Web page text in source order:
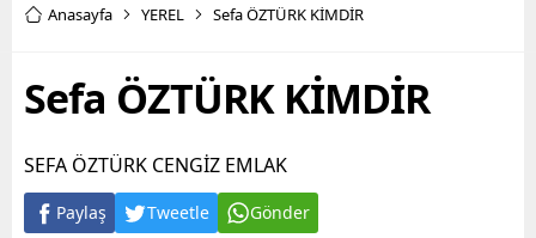
Anasayfa YEREL Sefa ÖZTÜRK KİMDİR
Sefa ÖZTÜRK KİMDİR
SEFA ÖZTÜRK CENGİZ EMLAK
Paylaş Tweetle Gönder